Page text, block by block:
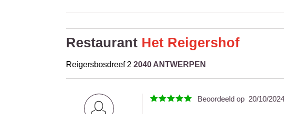
Restaurant Het Reigershof
Reigersbosdreef 2 2040 ANTWERPEN
Beoordeeld op 20/10/